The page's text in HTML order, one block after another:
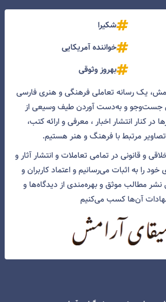
شکیرا
خواننده آمریکایی
بهروز وثوقی
یک رسانه تعاملی فرهنگی و هنری فارسی
جست‌و‌جو و به‌دست آوردن طیف وسیعی از
در کنار انتشار اخبار ، معرفی و ارائه کتب،
مرتبط با فرهنگ و هنر هستیم.
و قانونی در تمامی تعاملات و انتشار آثار و
خود را به اثبات می‌رسانیم و اعتماد کاربران و
نشر مطالب موثق و بهره‌مندی از دیدگاه‌ها و
آن‌ها کسب می‌کنیم